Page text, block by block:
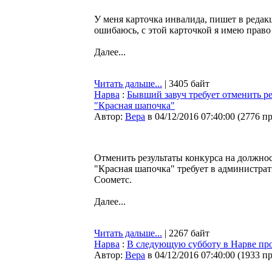
У меня карточка инвалида, пишет в
ошибаюсь, с этой карточкой я имею
Далее...
Читать дальше... | 3405 байт
Нарва : Бывший завуч требует отменить
"Красная шапочка"
Автор: Bepa в 04/12/2016 07:40:00 (2776
Отменить результаты конкурса на
"Красная шапочка" требует в
Соометс.
Далее...
Читать дальше... | 2267 байт
Нарва : В следующую субботу в Нарве
Автор: Bepa в 04/12/2016 07:40:00 (1933